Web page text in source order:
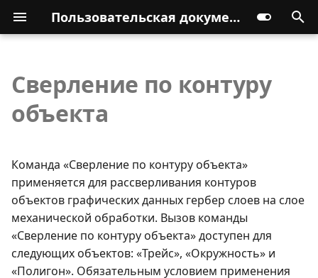
Пользовательская документация
Сверление по контуру
объекта
Команда «Сверление по контуру объекта»
применяется для рассверливания контуров
объектов графических данных гербер слоев на слое
механической обработки. Вызов команды
«Сверление по контуру объекта» доступен для
следующих объектов: «Трейс», «Окружность» и
«Полигон». Обязательным условием применения